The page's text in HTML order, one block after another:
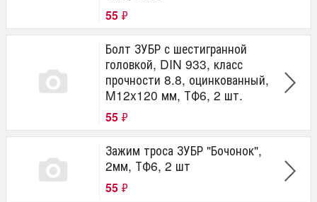
55 ₽
Болт ЗУБР с шестигранной
головкой, DIN 933, класс
прочности 8.8, оцинкованный,
M12x120 мм, ТФ6, 2 шт.
55 ₽
Зажим троса ЗУБР "Бочонок",
2мм, ТФ6, 2 шт
55 ₽